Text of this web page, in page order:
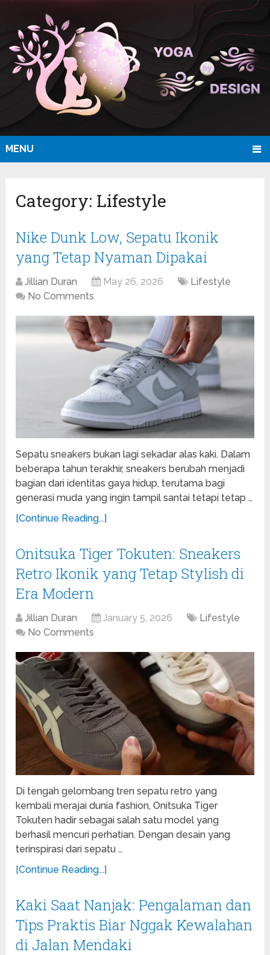
MENU
Category: Lifestyle
Nike Dunk Low, Sepatu Ikonik
yang Tetap Nyaman Dipakai
Jillian Duran May 26, 2026
Lifestyle
No Comments
Sepatu sneakers bukan lagi sekadar alas kaki. Dalam
beberapa tahun terakhir, sneakers berubah menjadi
bagian dari identitas gaya hidup, terutama bagi
generasi muda yang ingin tampil santai tetapi tetap …
[Continue Reading...]
Onitsuka Tiger Tokuten: Sneakers
Retro Ikonik yang Tetap Stylish di
Era Modern
Jillian Duran January 5, 2026
Lifestyle
No Comments
Di tengah gelombang tren sepatu retro yang
kembali merajai dunia fashion, Onitsuka Tiger
Tokuten hadir sebagai salah satu model yang
berhasil mencuri perhatian. Dengan desain yang
terinspirasi dari sepatu …
[Continue Reading...]
Kaki Saat Nanjak: Pengalaman dan
Tips Praktis Biar Nggak Kewalahan
di Jalan Mendaki